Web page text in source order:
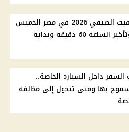
انتهاء التوقيت الصيفي 2026 في مصر الخميس
29 أكتوبر وتأخير الساعة 60 دقيقة وبداية
داخل السيارة الخاصة..
بها ومتى تتحول إلى مخالفة